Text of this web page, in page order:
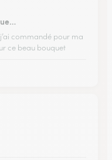
commandé pour ma
ce beau bouquet